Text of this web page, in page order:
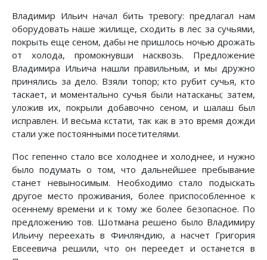
Владимир Ильич начал бить тревогу: предлагал нам
оборудовать наше жилище, сходить в лес за сучьями,
покрыть еще сеном, дабы не пришлось ночью дрожать
от холода, промокнувши насквозь. Предложение
Владимира Ильича нашли правильным, и мы дружно
принялись за дело. Взяли топор; кто рубит сучья, кто
таскает, и моментально сучья были натасканы; затем,
уложив их, покрыли добавочно сеном, и шалаш был
исправлен. И весьма кстати, так как в это время дожди
стали уже постоянными посетителями.
Пос гепенно стало все холоднее и холоднее, и нужно
было подумать о том, что дальнейшее пребывание
станет невыносимым. Необходимо стало подыскать
другое место проживания, более приспособленное к
осеннему времени и к тому же более безопасное. По
предложению тов. Шотмана решено было Владимиру
Ильичу переехать в Финляндию, а насчет Григория
Евсеевича решили, что он переедет и останется в